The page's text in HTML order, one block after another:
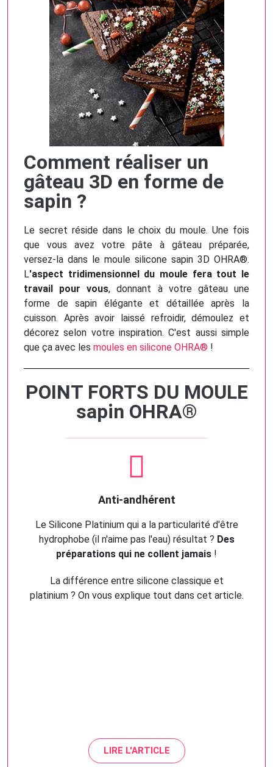
Comment réaliser un
gâteau 3D en forme de
sapin ?
Le secret réside dans le choix du moule. Une fois
que vous avez votre pâte à gâteau préparée,
versez-la dans le moule silicone sapin 3D OHRA®.
L'aspect tridimensionnel du moule fera tout le
travail pour vous, donnant à votre gâteau une
forme de sapin élégante et détaillée après la
cuisson. Après avoir laissé refroidir, démoulez et
décorez selon votre inspiration. C'est aussi simple
que ça avec les moules en silicone OHRA® !
POINT FORTS DU MOULE
sapin OHRA®
Anti-andhérent
Le Silicone Platinium qui a la particularité d'être
hydrophobe (il n'aime pas l'eau) résultat ? Des
préparations qui ne collent jamais !
La différence entre silicone classique et
platinium ? On vous explique tout dans cet article.
LIRE L'ARTICLE